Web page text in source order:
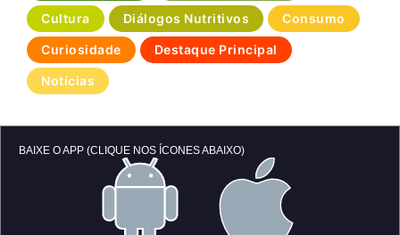
Cultura Diálogos Nutritivos Consumo
Curiosidade Destaque Principal
Notícias
BAIXE O APP (CLIQUE NOS ÍCONES ABAIXO)